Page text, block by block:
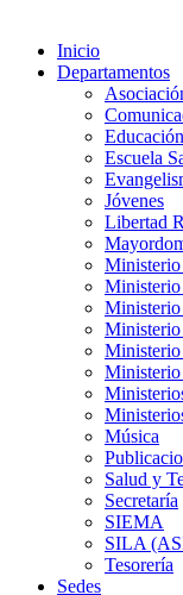
Inicio
Departamentos
Educación
Escuela
Jóvenes
Libertad
Ministerio
Ministerio
Ministerio
Ministerio
Música
Salud y
Secretaría
SIEMA
SILA
Tesorería
Sedes